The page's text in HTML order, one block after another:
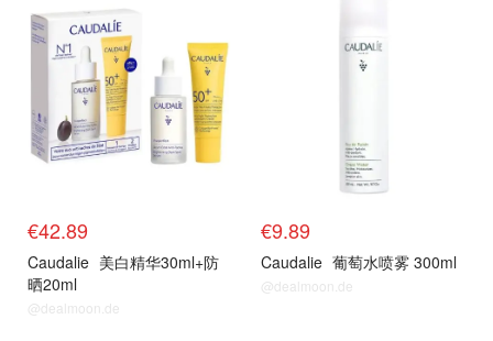
€42.89
Caudalie 美白精华30ml+防
晒20ml
@dealmoon.de
€9.89
Caudalie 葡萄水喷雾 300ml
@dealmoon.de